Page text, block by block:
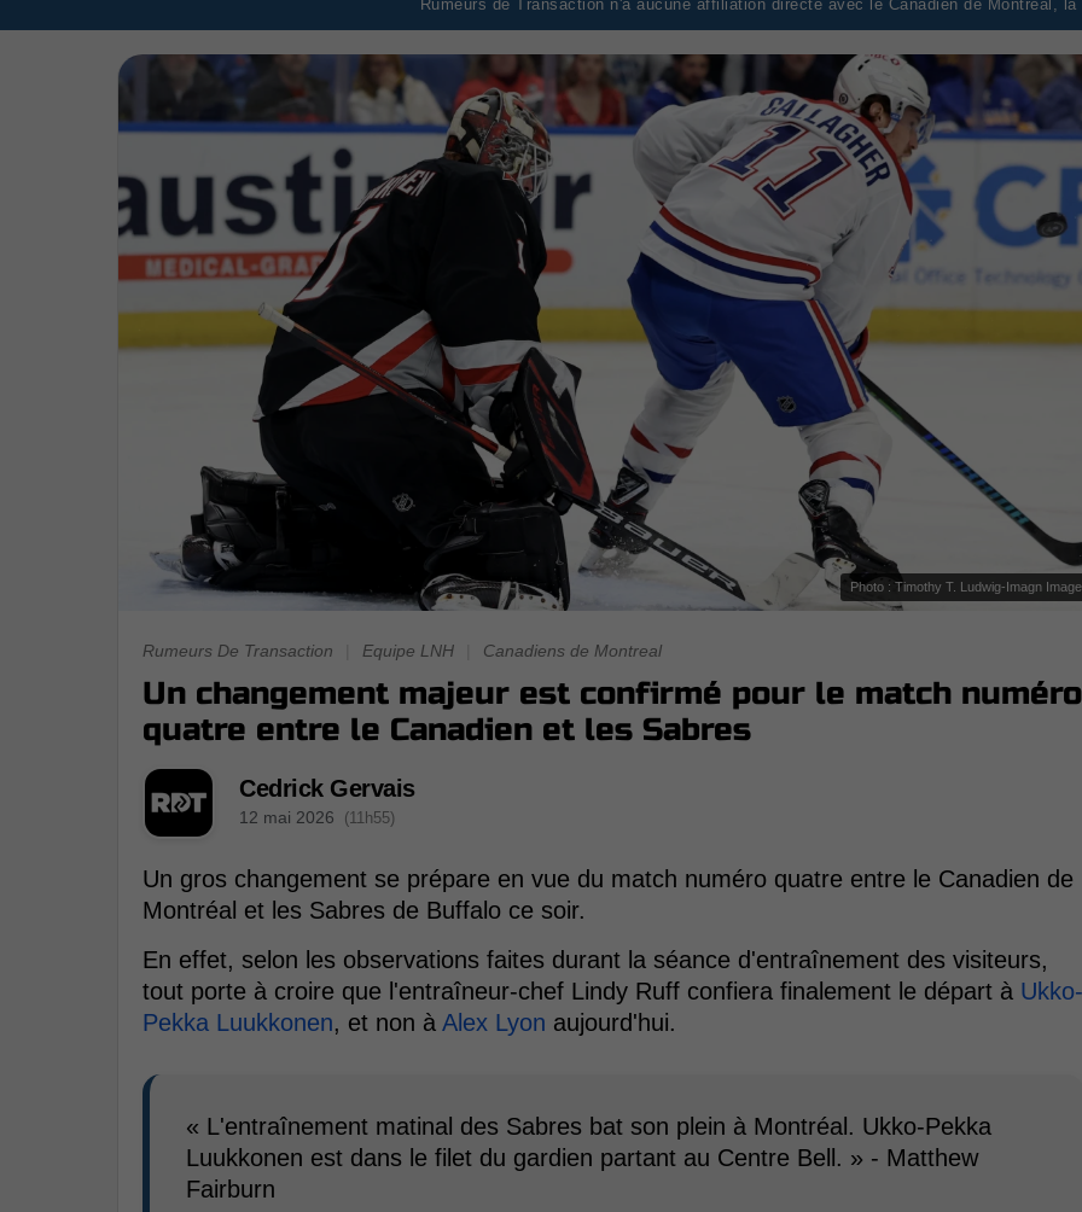
Rumeurs de Transaction n'a aucune affiliation directe avec le Canadien de Montréal, la
Photo : Timothy T. Ludwig-Imagn
Rumeurs De Transaction Equipe LNH Canadiens de Montreal
Un changement majeur est confirmé pour le match numéro
quatre entre le Canadien et les Sabres
Cedrick Gervais
12 mai 2026 (11h55)
Un gros changement se prépare en vue du match numéro quatre entre le Canadien de
Montréal et les Sabres de Buffalo ce soir.
En effet, selon les observations faites durant la séance d'entraînement des visiteurs,
tout porte à croire que l'entraîneur-chef Lindy Ruff confiera finalement le départ à Ukko-
Pekka Luukkonen, et non à Alex Lyon aujourd'hui.
« L'entraînement matinal des Sabres bat son plein à Montréal. Ukko-Pekka
Luukkonen est dans le filet du gardien partant au Centre Bell. » - Matthew
Fairburn